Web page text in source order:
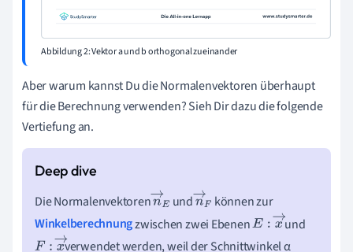
Abbildung 2: Vektor a und b orthogonal zueinander
Aber warum kannst Du die Normalenvektoren überhaupt
für die Berechnung verwenden? Sieh Dir dazu die folgende
Vertiefung an.
Die Normalenvektorenn→
E
undn→
F
können zur
Winkelberechnungzwischen zwei EbenenE:x →
und
verwendet werden, weil der Schnittwinkel α